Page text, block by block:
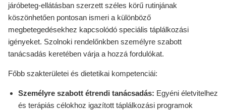
járóbeteg-ellátásban szerzett széles körű rutinjának
köszönhetően pontosan ismeri a különböző
megbetegedésekhez kapcsolódó speciális táplálkozási
igényeket. Szolnoki rendelőnkben személyre szabott
tanácsadás keretében várja a hozzá fordulókat.
Főbb szakterületei és dietetikai kompetenciái:
Személyre szabott étrendi tanácsadás: Egyéni életvitelhez
és terápiás célokhoz igazított táplálkozási programok